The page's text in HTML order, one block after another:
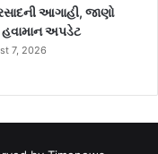
આગાહી, જાણો
અપડેટ
7, 2026